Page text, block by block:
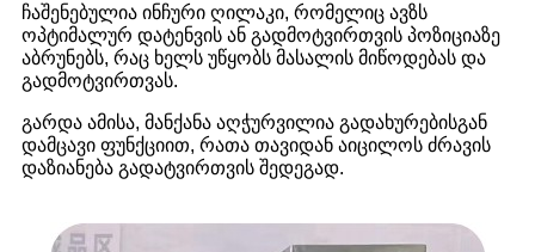
ჩაშენებულია ინჩური ღილაკი, რომელიც ავზს
ოპტიმალურ დატენვის ან გადმოტვირთვის პოზიციაზე
აბრუნებს, რაც ხელს უწყობს მასალის მიწოდებას და
გადმოტვირთვას.
გარდა ამისა, მანქანა აღჭურვილია გადახურებისგან
დამცავი ფუნქციით, რათა თავიდან აიცილოს ძრავის
დაზიანება გადატვირთვის შედეგად.